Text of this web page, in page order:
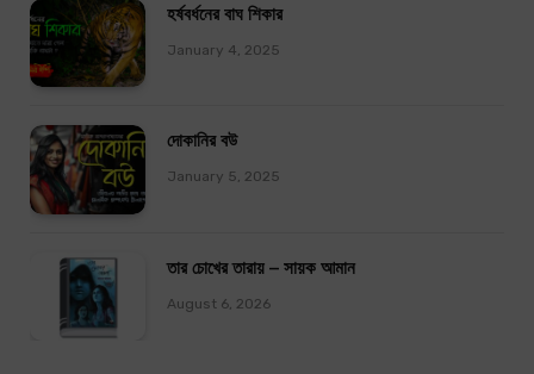
হর্ষবর্ধনের বাঘ শিকার
January 4, 2025
দোকানির বউ
January 5, 2025
তার চোখের তারায় – সায়ক আমান
August 6, 2026